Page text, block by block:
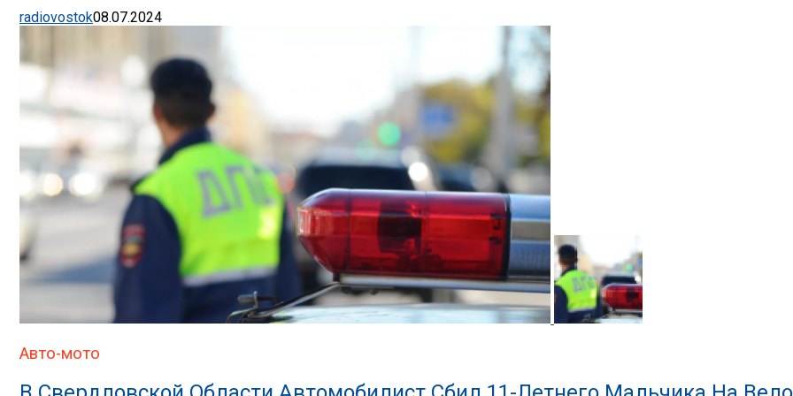
radiovostok08.07.2024
Авто-мото